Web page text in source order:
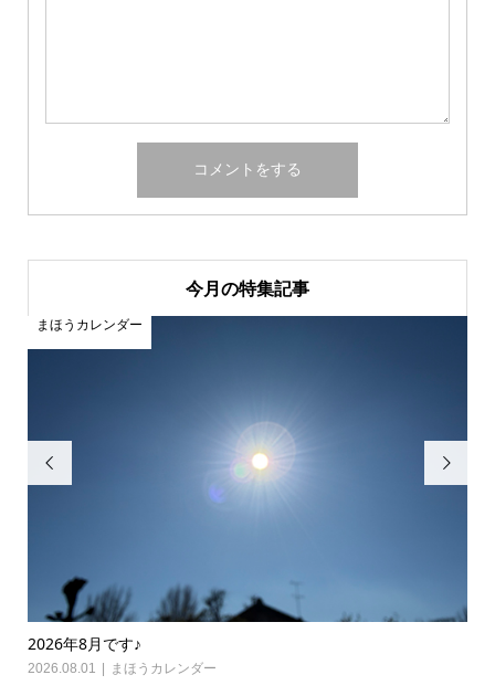
今月の特集記事

2026年7月です♪
2026.07.01 まほうカレンダー
まほうカレンダー
